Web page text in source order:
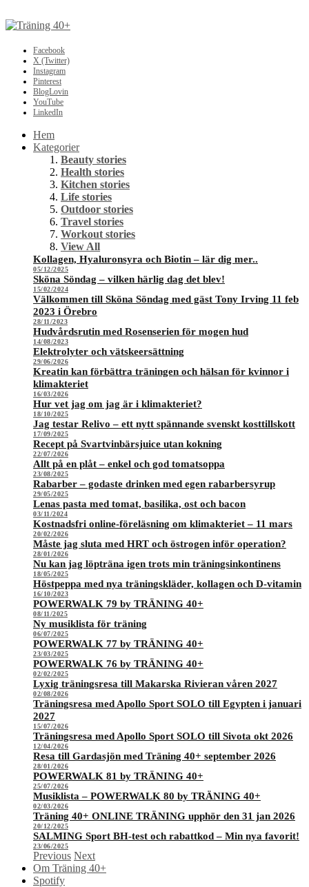
Facebook
X (Twitter)
Instagram
Pinterest
BlogLovin
YouTube
LinkedIn
Hem
Kategorier
Beauty stories
Health stories
Kitchen stories
Life stories
Outdoor stories
Travel stories
Workout stories
View All
Kollagen, Hyaluronsyra och Biotin – lär dig mer..
05/12/2025
Sköna Söndag – vilken härlig dag det blev!
15/02/2024
Välkommen till Sköna Söndag med gäst Tony Irving 11 feb
2023 i Örebro
28/11/2023
Hudvårdsrutin med Rosenserien för mogen hud
14/08/2023
Elektrolyter och vätskeersättning
29/06/2026
Kreatin kan förbättra träningen och hälsan för kvinnor i
klimakteriet
16/03/2026
Hur vet jag om jag är i klimakteriet?
18/10/2025
Jag testar Relivo – ett nytt spännande svenskt kosttillskott
17/09/2025
Recept på Svartvinbärsjuice utan kokning
22/07/2026
Allt på en plåt – enkel och god tomatsoppa
23/08/2025
Rabarber – godaste drinken med egen rabarbersyrup
29/05/2025
Lenas pasta med tomat, basilika, ost och bacon
03/11/2024
Kostnadsfri online-föreläsning om klimakteriet – 11 mars
20/02/2026
Måste jag sluta med HRT och östrogen inför operation?
28/01/2026
Nu kan jag löpträna igen trots min träningsinkontinens
18/05/2025
Höstpeppa med nya träningskläder, kollagen och D-vitamin
16/10/2023
POWERWALK 79 by TRÄNING 40+
08/11/2025
Ny musiklista för träning
06/07/2025
POWERWALK 77 by TRÄNING 40+
23/03/2025
POWERWALK 76 by TRÄNING 40+
02/02/2025
Lyxig träningsresa till Makarska Rivieran våren 2027
02/08/2026
Träningsresa med Apollo Sport SOLO till Egypten i januari
2027
15/07/2026
Träningsresa med Apollo Sport SOLO till Sivota okt 2026
12/04/2026
Resa till Gardasjön med Träning 40+ september 2026
28/01/2026
POWERWALK 81 by TRÄNING 40+
25/07/2026
Musiklista – POWERWALK 80 by TRÄNING 40+
02/03/2026
Träning 40+ ONLINE TRÄNING upphör den 31 jan 2026
20/12/2025
SALMING Sport BH-test och rabattkod – Min nya favorit!
23/06/2025
Previous Next
Om Träning 40+
Spotify